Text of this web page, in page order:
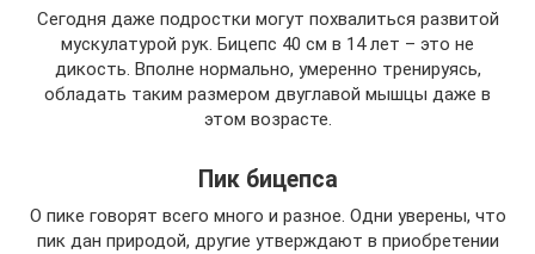
Сегодня даже подростки могут похвалиться развитой
мускулатурой рук. Бицепс 40 см в 14 лет – это не
дикость. Вполне нормально, умеренно тренируясь,
обладать таким размером двуглавой мышцы даже в
этом возрасте.
Пик бицепса
О пике говорят всего много и разное. Одни уверены, что
пик дан природой, другие утверждают в приобретении